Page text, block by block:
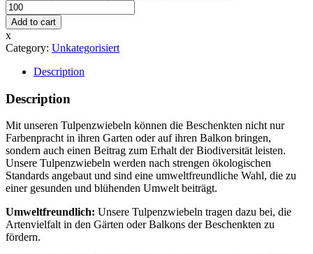
Add to cart
x
Category: Unkategorisiert
Description
Description
Mit unseren Tulpenzwiebeln können die Beschenkten nicht nur
Farbenpracht in ihren Garten oder auf ihren Balkon bringen,
sondern auch einen Beitrag zum Erhalt der Biodiversität leisten.
Unsere Tulpenzwiebeln werden nach strengen ökologischen
Standards angebaut und sind eine umweltfreundliche Wahl, die zu
einer gesunden und blühenden Umwelt beiträgt.
Umweltfreundlich: Unsere Tulpenzwiebeln tragen dazu bei, die
Artenvielfalt in den Gärten oder Balkons der Beschenkten zu
fördern.